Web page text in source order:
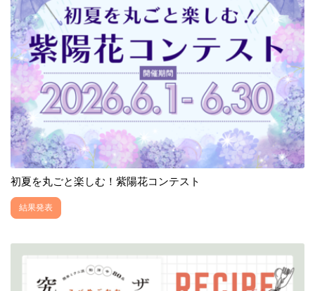
初夏を丸ごと楽しむ！紫陽花コンテスト
結果発表